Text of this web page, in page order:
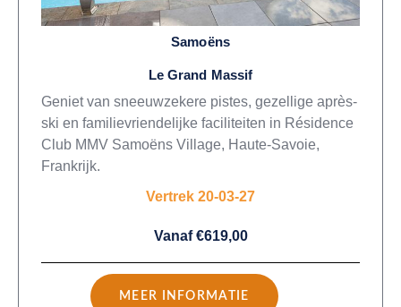
Samoëns
Le Grand Massif
Geniet van sneeuwzekere pistes, gezellige après-
ski en familievriendelijke faciliteiten in Résidence
Club MMV Samoëns Village, Haute-Savoie,
Frankrijk.
Vertrek 20-03-27
Vanaf €619,00
MEER INFORMATIE